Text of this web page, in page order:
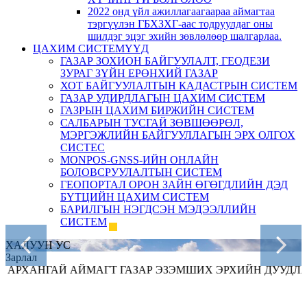
2022 онд үйл ажиллагаагаараа аймагтаа
тэргүүлэн ГБХЗХГ-аас тодруулдаг оны
шилдэг эцэг эхийн зөвлөлөөр шалгарлаа.
ЦАХИМ СИСТЕМҮҮД
ГАЗАР ЗОХИОН БАЙГУУЛАЛТ, ГЕОДЕЗИ
ЗУРАГ ЗҮЙН ЕРӨНХИЙ ГАЗАР
ХОТ БАЙГУУЛАЛТЫН КАДАСТРЫН СИСТЕМ
ГАЗАР УДИРДЛАГЫН ЦАХИМ СИСТЕМ
ГАЗРЫН ЦАХИМ БИРЖИЙН СИСТЕМ
САЛБАРЫН ТУСГАЙ ЗӨВШӨӨРӨЛ,
МЭРГЭЖЛИЙН БАЙГУУЛЛАГЫН ЭРХ ОЛГОХ
СИСТЕС
MONPOS-GNSS-ИЙН ОНЛАЙН
БОЛОВСРУУЛАЛТЫН СИСТЕМ
ГЕОПОРТАЛ ОРОН ЗАЙН ӨГӨГДЛИЙН ДЭД
БҮТЦИЙН ЦАХИМ СИСТЕМ
БАРИЛГЫН НЭГДСЭН МЭДЭЭЛЛИЙН
СИСТЕМ
ХАЛУУН УС
Зарлал
АЙМАГТ ГАЗАР ЭЗЭМШИХ ЭРХИЙН ДУУДЛАГА